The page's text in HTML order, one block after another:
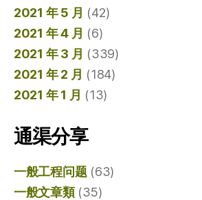
2021 年 5 月 (42)
2021 年 4 月 (6)
2021 年 3 月 (339)
2021 年 2 月 (184)
2021 年 1 月 (13)
通渠分享
一般工程问题(63)
一般文章類(35)